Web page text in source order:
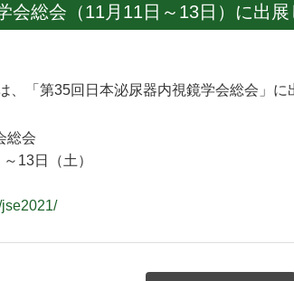
会総会（11月11日～13日）に出展
、「第35回日本泌尿器内視鏡学会総会」に
総会
13日（土）